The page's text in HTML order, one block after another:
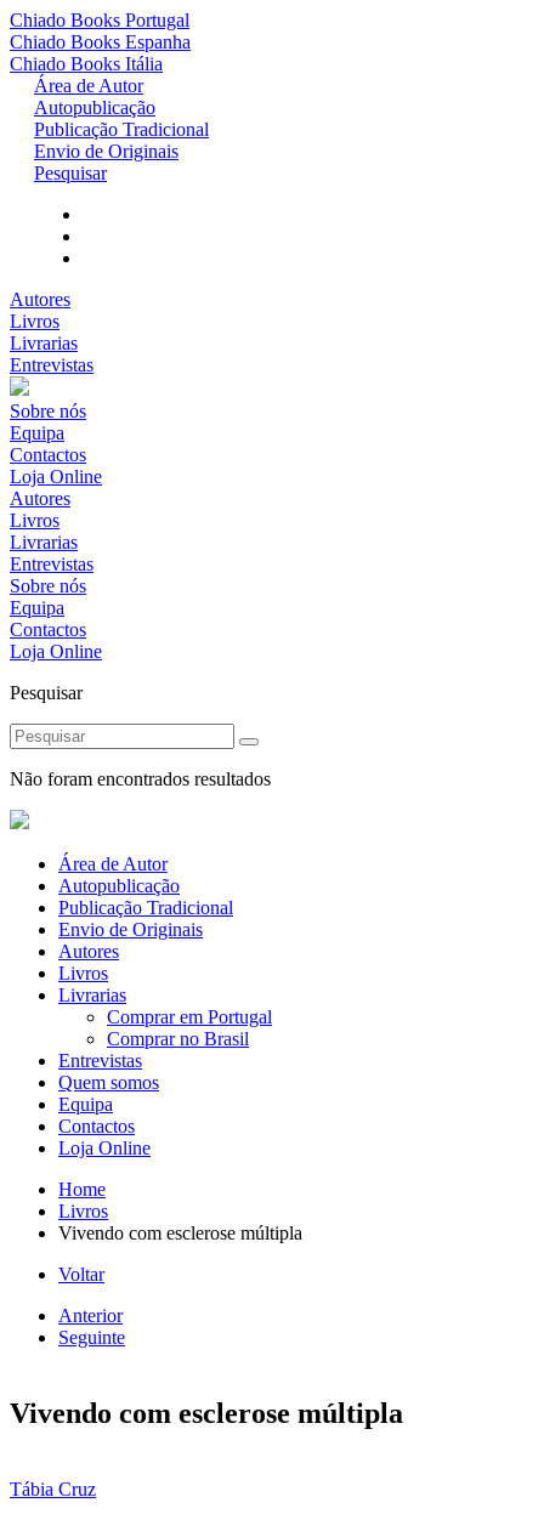
Chiado Books Portugal
Chiado Books Espanha
Chiado Books Itália
Área de Autor
Autopublicação
Publicação Tradicional
Envio de Originais
Pesquisar
Autores
Livros
Livrarias
Entrevistas
Sobre nós
Equipa
Contactos
Loja Online
Autores
Livros
Livrarias
Entrevistas
Sobre nós
Equipa
Contactos
Loja Online
Pesquisar
Não foram encontrados resultados
Área de Autor
Autopublicação
Publicação Tradicional
Envio de Originais
Autores
Livros
Livrarias
Comprar em Portugal
Comprar no Brasil
Entrevistas
Quem somos
Equipa
Contactos
Loja Online
Home
Livros
Vivendo com esclerose múltipla
Voltar
Anterior
Seguinte
Vivendo com esclerose múltipla
Tábia Cruz